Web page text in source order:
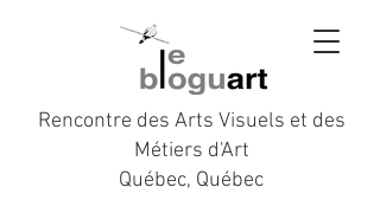
Rencontre des Arts Visuels et des
Métiers d'Art
Québec, Québec